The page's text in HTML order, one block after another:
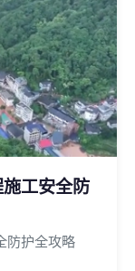
工安全防
防护全攻略